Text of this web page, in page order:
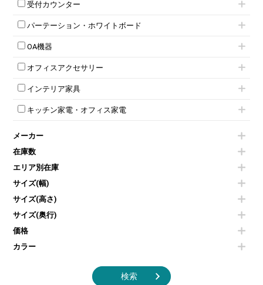
収納家具その他
両開書庫
ラテラル書庫
8人用ロッカー
多人数ロッカー
ダイヤル錠ロッカー
ダイヤル錠ロッカー
ワードローブ・クローゼット
T字脚テーブル
会議テーブルW1200～
会議テーブルW1800～
平行スタックテーブル
会議テーブルその他
折りたたみミーティングチェア
ハイチェア
ミーティングチェアその他
応接ソファ
応接チェア
応接・役員家具その他
受付カウンター
ハイカウンター
ローカウンター
ラウンジカウンター
パーテーション・ホワイトボード
パーテーション
自立タイプパーテーション
パーテーションその他
壁掛けホワイトボード
ホワイトボードその他
OA機器
電話機（ビジネスフォン）
シュレッダー
スクリーン
その他OA機器
オフィスアクセサリー
チェア用台車
演台・講演台・演説台
防音パネル
コートハンガー・ポールハンガー
傘立て
食器棚・キッチンキャビネット
カタログスタンド
オフィスアクセサリーその他
インテリア家具
モールドチェア
ダイニングチェア
カウンターテーブル
センターテーブル・サイドテーブル
ベンチ・スツール
ソファ
シェルフ
ダストボックス（ゴミ箱）
インテリア家具その他
キッチン家電・オフィス家電
冷蔵庫・洗濯機
空気清浄機・加湿器
液晶テレビ・モニター類
エアコン
照明機器
掃除機
季節家電
メーカー
在庫数
エリア別在庫
サイズ(幅)
サイズ(高さ)
サイズ(奥行)
価格
カラー
検索